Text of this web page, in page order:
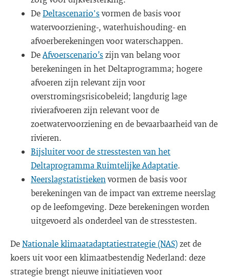
DeDeltascenario'svormen de basis voor
watervoorziening-, waterhuishouding- en
afvoerberekeningen voor waterschappen.
DeAfvoerscenario’szijn van belang voor
berekeningen in het Deltaprogramma; hogere
afvoeren zijn relevant zijn voor
overstromingsrisicobeleid; langdurig lage
rivierafvoeren zijn relevant voor de
zoetwatervoorziening en de bevaarbaarheid van de
rivieren.
Bijsluiter voor de stresstesten van het
Deltaprogramma Ruimtelijke Adaptatie.
Neerslagstatistiekenvormen de basis voor
berekeningen van de impact van extreme neerslag
op de leefomgeving. Deze berekeningen worden
uitgevoerd als onderdeel van de stresstesten.
DeNationale klimaatadaptatiestrategie (NAS)zet de
koers uit voor een klimaatbestendig Nederland: deze
strategie brengt nieuwe initiatieven voor